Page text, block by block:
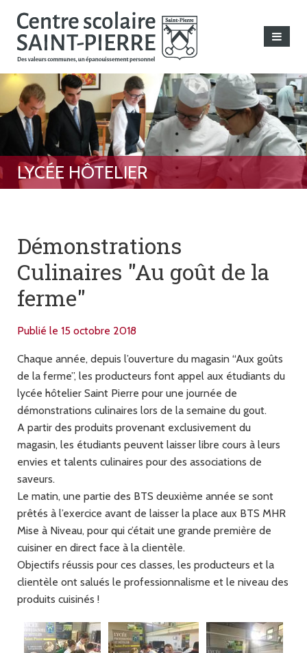
Démonstrations
Culinaires "Au goût de la
ferme"
Publié le 15 octobre 2018
Chaque année, depuis l’ouverture du magasin “Aux goûts
de la ferme”, les producteurs font appel aux étudiants du
lycée hôtelier Saint Pierre pour une journée de
démonstrations culinaires lors de la semaine du gout.
A partir des produits provenant exclusivement du
magasin, les étudiants peuvent laisser libre cours à leurs
envies et talents culinaires pour des associations de
saveurs.
Le matin, une partie des BTS deuxième année se sont
prêtés à l’exercice avant de laisser la place aux BTS MHR
Mise à Niveau, pour qui c’était une grande première de
cuisiner en direct face à la clientèle.
Objectifs réussis pour ces classes, les producteurs et la
clientèle ont salués le professionnalisme et le niveau des
produits cuisinés !